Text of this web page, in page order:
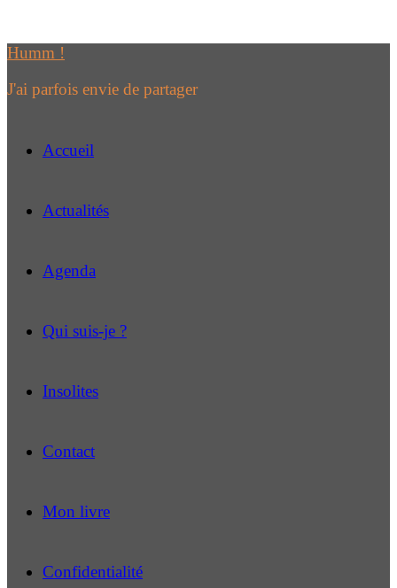
contenu
Humm !
J'ai parfois envie de partager
Accueil
Actualités
Agenda
Qui suis-je ?
Insolites
Contact
Mon livre
Confidentialité